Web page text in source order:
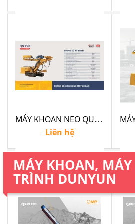
M
ÁY KHOAN NEO QUASAN QS220 | KHOAN NEO ĐẤT - TƯỜNG VÂY | KHOAN NEO CÔNG TRÌNH | TALUY MÁI DỐC
Liên hệ
MÁY KHOAN, MÁY
TRÌNH DUNYUN